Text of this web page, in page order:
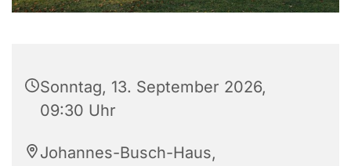
Sonntag, 13. September 2026,
09:30 Uhr
Johannes-Busch-Haus,